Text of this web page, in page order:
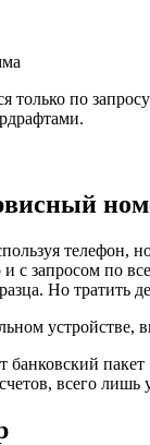
только по
с запросом по
Но тратить
устройстве,
банковский
всего